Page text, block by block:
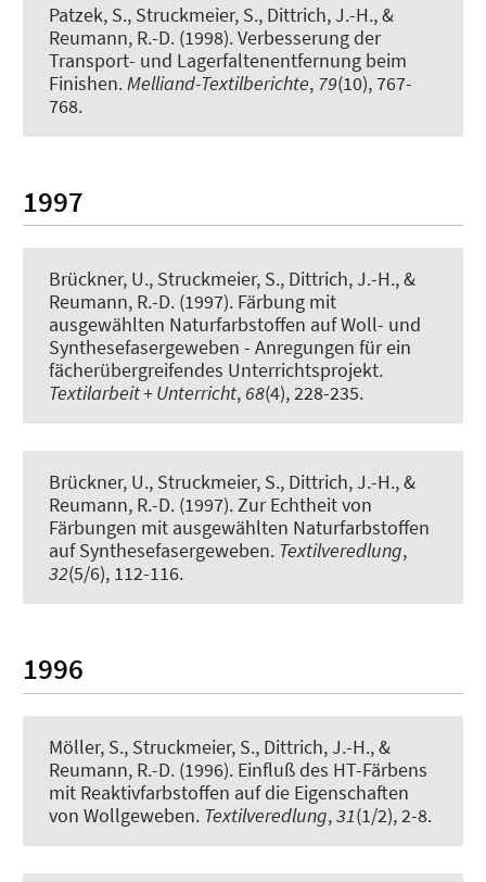
Patzek, S., Struckmeier, S., Dittrich, J.-H., &
Reumann, R.-D. (1998).Verbesserung der
Transport- und Lagerfaltenentfernung beim
Finishen. Melliand-Textilberichte, 79(10), 767-
768.
1997
Brückner, U., Struckmeier, S., Dittrich, J.-H., &
Reumann, R.-D. (1997). Färbung mit
ausgewählten Naturfarbstoffen auf Woll- und
Synthesefasergeweben - Anregungen für ein
fächerübergreifendes Unterrichtsprojekt.
Textilarbeit + Unterricht, 68(4), 228-235.
Brückner, U., Struckmeier, S., Dittrich, J.-H., &
Reumann, R.-D. (1997).Zur Echtheit von
Färbungen mit ausgewählten Naturfarbstoffen
auf Synthesefasergeweben. Textilveredlung,
32(5/6), 112-116.
1996
Möller, S., Struckmeier, S., Dittrich, J.-H., &
Reumann, R.-D. (1996). Einfluß des HT-Färbens
mit Reaktivfarbstoffen auf die Eigenschaften
von Wollgeweben. Textilveredlung,31(1/2), 2-8.